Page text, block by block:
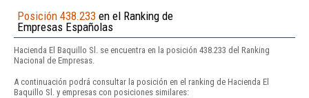
Posición 438.233 en el Ranking de
Empresas Españolas
Hacienda El Baquillo Sl. se encuentra en la posición 438.233 del Ranking
Nacional de Empresas.
A continuación podrá consultar la posición en el ranking de Hacienda El
Baquillo Sl. y empresas con posiciones similares: